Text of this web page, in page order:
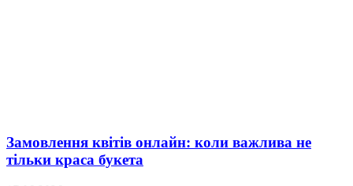
Замовлення квітів онлайн: коли важлива не
тільки краса букета